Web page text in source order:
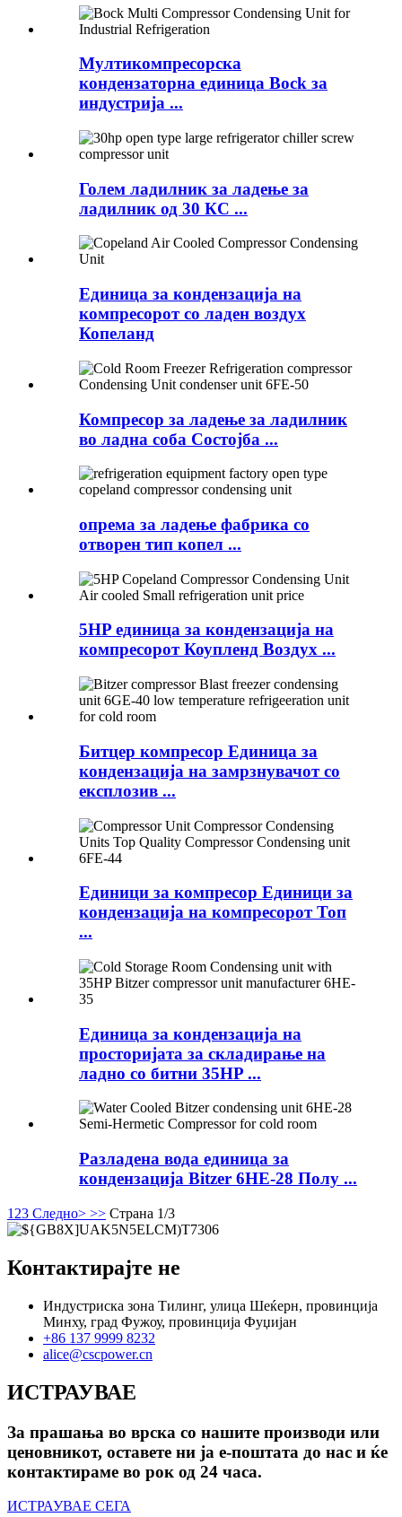
Мултикомпресорска
кондензаторна единица Bock за
индустрија ...
Голем ладилник за ладење за
ладилник од 30 КС ...
Единица за кондензација на
компресорот со ладен воздух
Копеланд
Компресор за ладење за ладилник
во ладна соба Состојба ...
опрема за ладење фабрика со
отворен тип копел ...
5HP единица за кондензација на
компресорот Коупленд Воздух ...
Битцер компресор Единица за
кондензација на замрзнувачот со
експлозив ...
Единици за компресор Единици за
кондензација на компресорот Топ
...
Единица за кондензација на
просторијата за складирање на
ладно со битни 35HP ...
Разладена вода единица за
кондензација Bitzer 6HE-28 Полу ...
1 23 Следно> >> Страна 1/3
Контактирајте не
Индустриска зона Тилинг, улица Шеќерн, провинција
Минху, град Фужоу, провинција Фуџијан
+86 137 9999 8232
alice@cscpower.cn
ИСТРАУВАЕ
За прашања во врска со нашите производи или
ценовникот, оставете ни ја е-поштата до нас и ќе
контактираме во рок од 24 часа.
ИСТРАУВАЕ СЕГА